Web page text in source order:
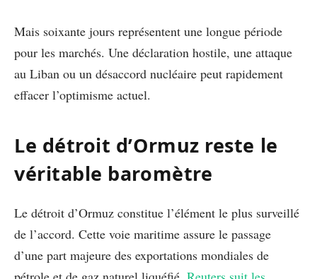
Mais soixante jours représentent une longue période
pour les marchés. Une déclaration hostile, une attaque
au Liban ou un désaccord nucléaire peut rapidement
effacer l’optimisme actuel.
Le détroit d’Ormuz reste le
véritable baromètre
Le détroit d’Ormuz constitue l’élément le plus surveillé
de l’accord. Cette voie maritime assure le passage
d’une part majeure des exportations mondiales de